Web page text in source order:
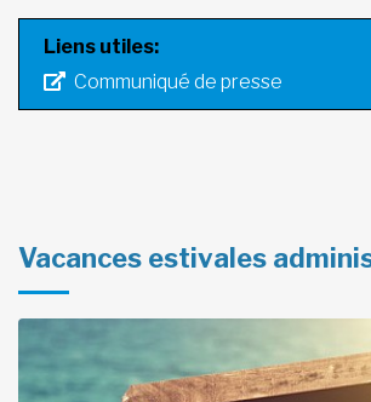
Liens utiles:
Communiqué de presse
Vacances estivales